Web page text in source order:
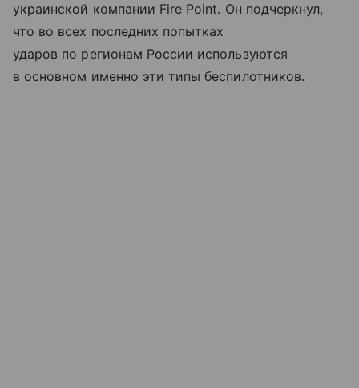
украинской компании Fire Point. Он подчеркнул,
что во всех последних попытках
ударов по регионам России используются
в основном именно эти типы беспилотников.